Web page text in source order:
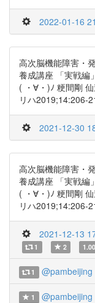
2022-01-16
高次脳機能障害・
養成講座 「実戦編
( ・∀・)ﾉ 粳間剛
リハ2019;14:206-
2021-12-30
高次脳機能障害・
養成講座 「実戦編
( ・∀・)ﾉ 粳間剛
リハ2019;14:206-
2021-12-13
1 2
1 @pambeijing
1 @pambeijing